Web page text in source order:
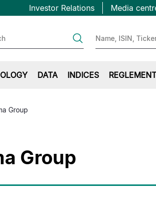
Overslaan
en
Topbar
Investor Relations Media
DATA INDICES
Group
Group